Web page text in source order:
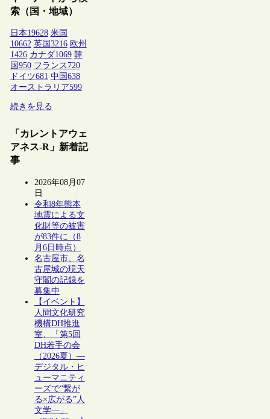
索（国・地域）
日本19628 米国
10662 英国 3216 欧州
1426 カナダ1069 韓
国 950 フランス 720
ドイツ681 中国 638
オーストラリア599
続きを見る
「カレントアウェ
アネス-R」新着記
事
2026年08月07
日
令和8年熊本
地震による文
化財等の被害
が83件に（8
月6日時点）
名古屋市、名
古屋城の現天
守閣の記録を
募集中
【イベント】
人間文化研究
機構DH推進
室、「第5回
DH若手の会
（2026夏）―
デジタル・ヒ
ューマニティ
ーズで“繋が
る×広がる”人
文学―」